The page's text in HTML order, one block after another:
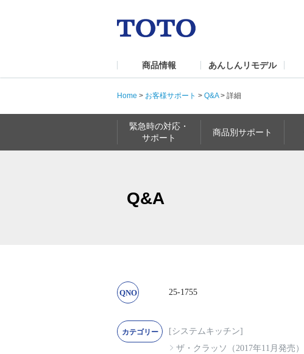
商品情報 あんしんリモデル
Home > お客様サポート > Q&A> 詳細
緊急時の対応・
サポート
商品別サポート
Q&A
25-1755
[システムキッチン]
ザ・クラッソ（2017年11月発売）